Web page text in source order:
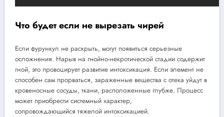
Что будет если не вырезать чирей
Если фурункул не раскрыть, могут появиться серьезные
осложнения. Нарыв на гнойно-некротической стадии содержит
гной, это провоцирует развитие интоксикация. Если элемент не
способен сам прорваться, зараженные вещества с отека уйдут в
кровеносные сосуды, ткани, расположенные глубже. Процесс
может приобрести системный характер,
сопровождающийся тяжелой интоксикацией.